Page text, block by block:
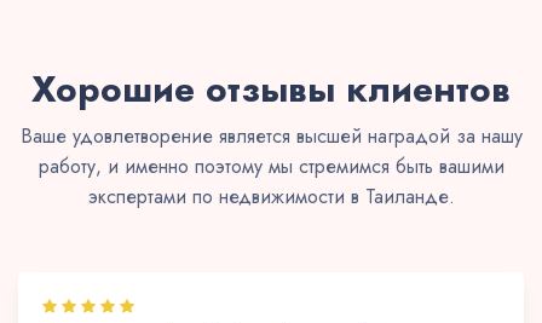
Хорошие отзывы клиентов
Ваше удовлетворение является высшей наградой за нашу
работу, и именно поэтому мы стремимся быть вашими
экспертами по недвижимости в Таиланде.